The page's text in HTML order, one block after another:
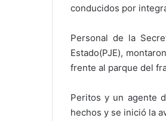
conducidos por
Personal de la
Estado(PJE),
frente al parque del
Peritos y un agente
hechos y se inició la